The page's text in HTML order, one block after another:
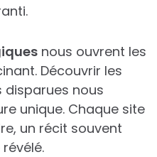
nous ouvrent les
Découvrir les
disparues nous
unique. Chaque site
un récit souvent